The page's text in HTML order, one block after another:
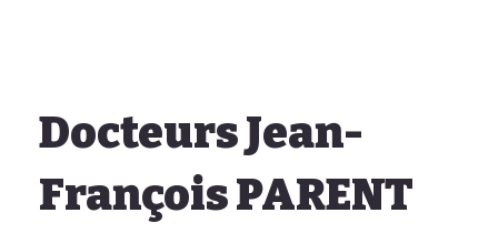
Docteurs Jean-
François PARENT